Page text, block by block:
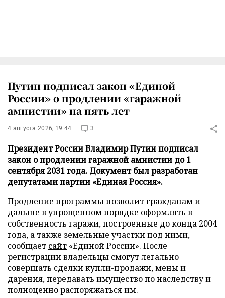
Путин подписал закон «Единой
России» о продлении «гаражной
амнистии» на пять лет
4 августа 2026, 19:44 3
Президент России Владимир Путин подписал
закон о продлении гаражной амнистии до 1
сентября 2031 года. Документ был разработан
депутатами партии «Единая Россия».
Продление программы позволит гражданам и
дальше в упрощенном порядке оформлять в
собственность гаражи, построенные до конца 2004
года, а также земельные участки под ними,
сообщает сайт «Единой России». После
регистрации владельцы смогут легально
совершать сделки купли-продажи, мены и
дарения, передавать имущество по наследству и
полноценно распоряжаться им.